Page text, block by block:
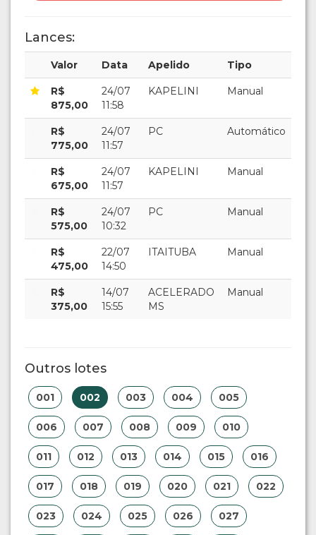
Lances:
Valor Data Apelido Tipo
R$
875,00
24/07
11:58
KAPELINI Manual
R$
775,00
24/07
11:57
PC Automático
R$
675,00
24/07
11:57
KAPELINI Manual
R$
575,00
24/07
10:32
PC Manual
R$
475,00
22/07
14:50
ITAITUBA Manual
R$
375,00
14/07
15:55
ACELERADO
MS
Manual
Outros lotes
001 002 003 004 005
006 007 008 009 010
011 012 013 014 015 016
017 018 019 020 021 022
023 024 025 026 027